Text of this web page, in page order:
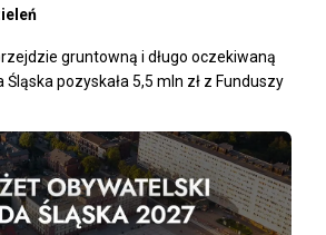
gruntowną i długo oczekiwaną
pozyskała 5,5 mln zł z Funduszy